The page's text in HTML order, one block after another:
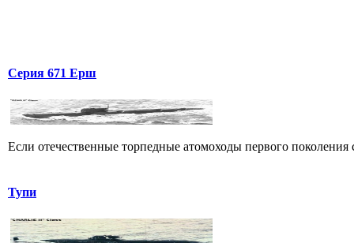
Серия 671 Ерш
Если отечественные торпедные атомоходы первого поколения
Тупи